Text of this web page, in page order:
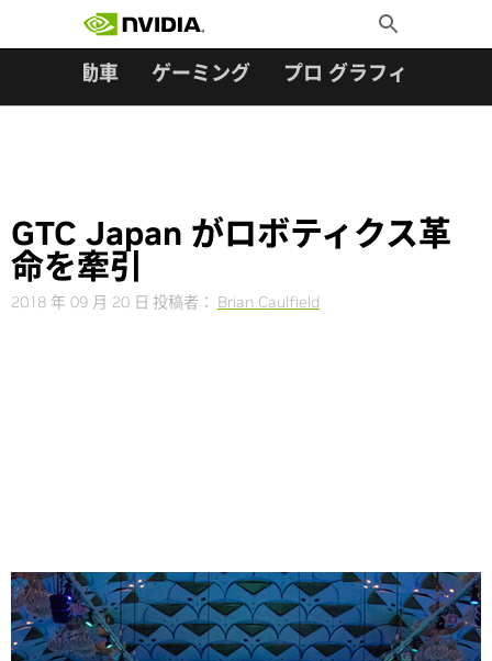
Toggle
Search
自動車 ゲーミング プロ グラフィックス
GTC Japan がロボティクス革
命を牽引
2018 年 09 月 20 日 投稿者： Brian Caulfield
Share